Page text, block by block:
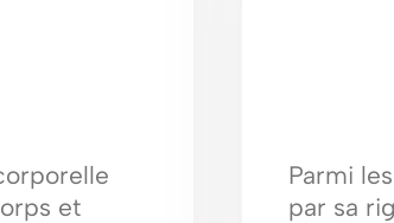
et
Parmi
par sa